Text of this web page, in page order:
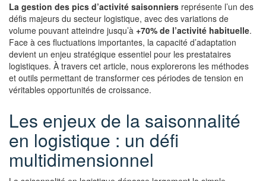
La gestion des pics d’activité saisonniers représente l’un des
défis majeurs du secteur logistique, avec des variations de
volume pouvant atteindre jusqu’à +70% de l’activité habituelle.
Face à ces fluctuations importantes, la capacité d’adaptation
devient un enjeu stratégique essentiel pour les prestataires
logistiques. À travers cet article, nous explorerons les méthodes
et outils permettant de transformer ces périodes de tension en
véritables opportunités de croissance.
Les enjeux de la saisonnalité
en logistique : un défi
multidimensionnel